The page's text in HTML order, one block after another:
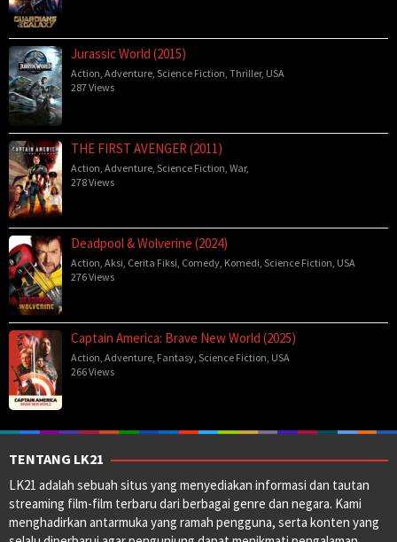
Jurassic World (2015)
Action Adventure Science Fiction Thriller, USA
287 Views
THE FIRST AVENGER (2011)
Action Adventure Science Fiction War,
278 Views
Deadpool & Wolverine (2024)
Action Aksi Cerita Fiksi Comedy Komedi Science Fiction USA
276 Views
Captain America: Brave New World (2025)
Action Adventure Fantasy Science Fiction USA
266 Views
TENTANG LK21
LK21 adalah sebuah situs yang menyediakan informasi dan tautan
streaming film-film terbaru dari berbagai genre dan negara. Kami
menghadirkan antarmuka yang ramah pengguna, serta konten yang